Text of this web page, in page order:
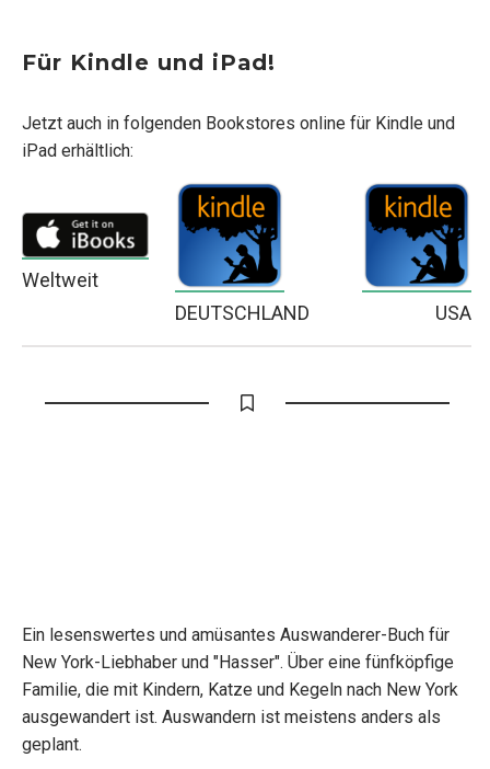
Für Kindle und iPad!
Jetzt auch in folgenden Bookstores online für Kindle und
iPad erhältlich:
Weltweit
DEUTSCHLAND
USA
Ein lesenswertes und amüsantes Auswanderer-Buch für
New York-Liebhaber und "Hasser". Über eine fünfköpfige
Familie, die mit Kindern, Katze und Kegeln nach New York
ausgewandert ist. Auswandern ist meistens anders als
geplant.